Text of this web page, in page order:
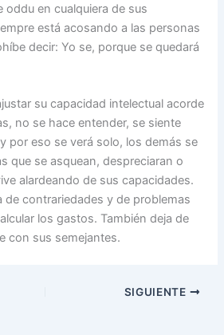
oddu en cualquiera de sus
está acosando a las personas
decir: Yo se, porque se quedará
su capacidad intelectual acorde
no se hace entender, se siente
por eso se verá solo, los demás se
que se asquean, despreciaran o
alardeando de sus capacidades.
de contrariedades y de problemas
los gastos. También deja de
con sus semejantes.
SIGUIENTE